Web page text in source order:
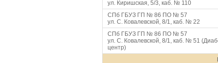
ул. Киришская, 5/3, каб. № 110
СПб ГБУЗ ГП № 86 ПО № 57
ул. С. Ковалевской, 8/1, каб. № 22
СПб ГБУЗ ГП № 86 ПО № 57
ул. С. Ковалевской, 8/1, каб. № 51
центр)